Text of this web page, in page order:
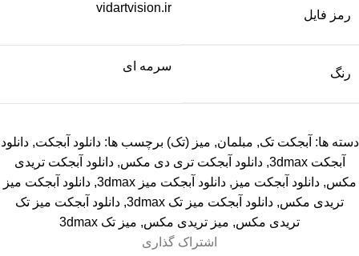
رمز فایل
vidartvision.ir
رنگ
سرمه ای
دسته ها: آبجکت تک, مبلمان, میز (تک) برچسب ها: دانلود آبجکت, دانلود
آبجکت 3dmax
, دانلود آبجکت تری دی مکس, دانلود آبجکت تریدی
مکس, دانلود آبجکت میز , دانلود آبجکت میز 3dmax , دانلود آبجکت میز
تریدی مکس, دانلود آبجکت میز تک 3dmax , دانلود آبجکت میز تک
تریدی مکس, میز تریدی مکس, میز تک 3dmax
اشتراک گذاری